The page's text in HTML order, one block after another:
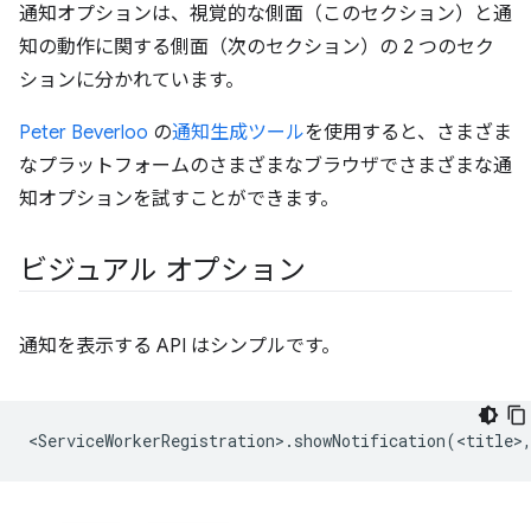
通知オプションは、視覚的な側面（このセクション）と通
知の動作に関する側面（次のセクション）の 2 つのセク
ションに分かれています。
Peter Beverloo の通知生成ツールを使用すると、さまざま
なプラットフォームのさまざまなブラウザでさまざまな通
知オプションを試すことができます。
ビジュアル オプション
通知を表示する API はシンプルです。
<ServiceWorkerRegistration>.showNotification(<title>,